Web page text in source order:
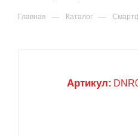
Главная — Каталог —
Артикул: